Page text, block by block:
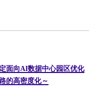
面向AI数据中心园区优化
的高密度化～